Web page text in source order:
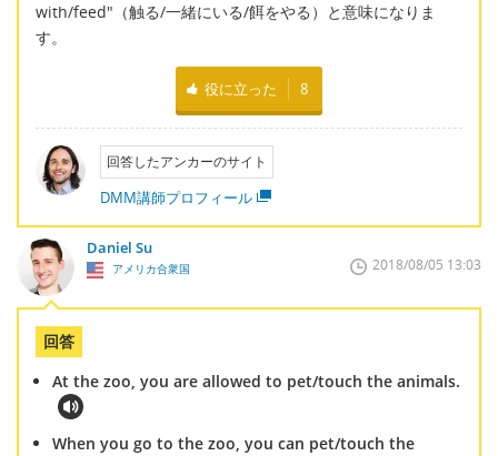
with/feed"（触る/一緒にいる/餌をやる）と意味になりま
す。
役に立った 8
回答したアンカーのサイト
DMM講師プロフィール
Daniel Su
アメリカ合衆国 2018/08/05 13:03
回答
At the zoo, you are allowed to pet/touch the animals.
When you go to the zoo, you can pet/touch the